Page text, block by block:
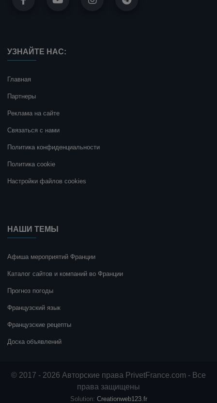
УЗНАЙТЕ НАС:
Главная
Партнеры
Реклама на сайте
Связаться с нами
Политика конфиденциальности
Политика cookie
Настройки файлов cookies
НАШИ ТЕМЫ
Афиша мероприятий Франции
Каталог сайтов и компаний во Франции
Прогноз погоды
Французский язык
Французские рецепты
Доска объявлений
© 2017 - 2026 Авторские права PrivetFrance.com - Все
права защищены
Solution: Creationweb123.fr